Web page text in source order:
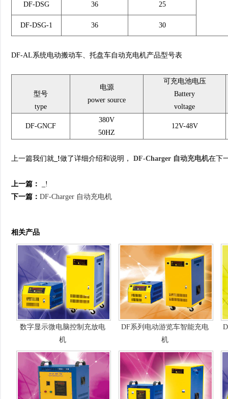
DF-DSG 36 25
DF-DSG-1 36 30
DF-AL系统电动搬动车、托盘车自动充电机产品型号表
型号
type
电源
power source
可充电池电压
Battery
voltage
DF-GNCF
380V
50HZ
12V-48V
上一篇我们就 _!做了详细介绍和说明， DF-Charger 自动充电机在下
上一篇：
_!
下一篇： DF-Charger 自动充电机
相关产品
数字显示微电脑控制充放电
机
DF系列电动游览车智能充电
机